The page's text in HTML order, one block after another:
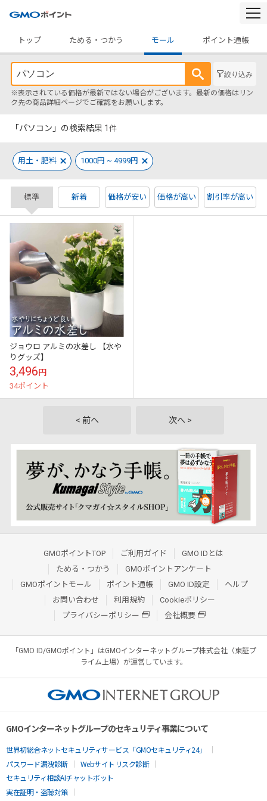
トップ
ためる・つかう モール ポイント通帳
絞り込み
※表示されている価格が最新ではない場合がございます。最新の価格はリン
ク先の商品詳細ページでご確認をお願いします。
「パソコン」の検索結果 1 件
用土・肥料 1000円 ~ 4999円
標準 新着 価格が安い 価格が高い 割引率が高い
ジョウロ アルミの水差し 【水や
りグッズ】
3,496円
34ポイント
< 前へ 次へ >
GMOポイントTOP ご利用ガイド
GMO IDとは
ためる・つかう
GMOポイントアンケート
GMOポイントモール
ポイント通帳 GMO ID設定
ヘルプ
お問い合わせ
利用規約
Cookieポリシー
プライバシーポリシー
会社概要
「GMO ID/GMOポイント」はGMOインターネットグループ株式会社（東証プ
ライム上場）が運営しています。
GMOインターネットグループのセキュリティ事業について
世界初総合ネットセキュリティサービス「GMOセキュリティ24」
パスワード漏洩診断
Webサイトリスク診断
セキュリティ相談AIチャットボット
実在証明・盗聴対策